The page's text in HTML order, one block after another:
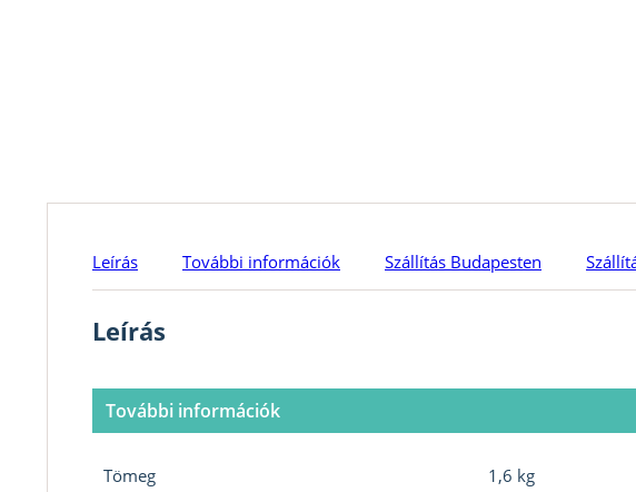
Leírás További információk Szállítás Budapesten
Leírás
További információk
Tömeg
1,6 kg